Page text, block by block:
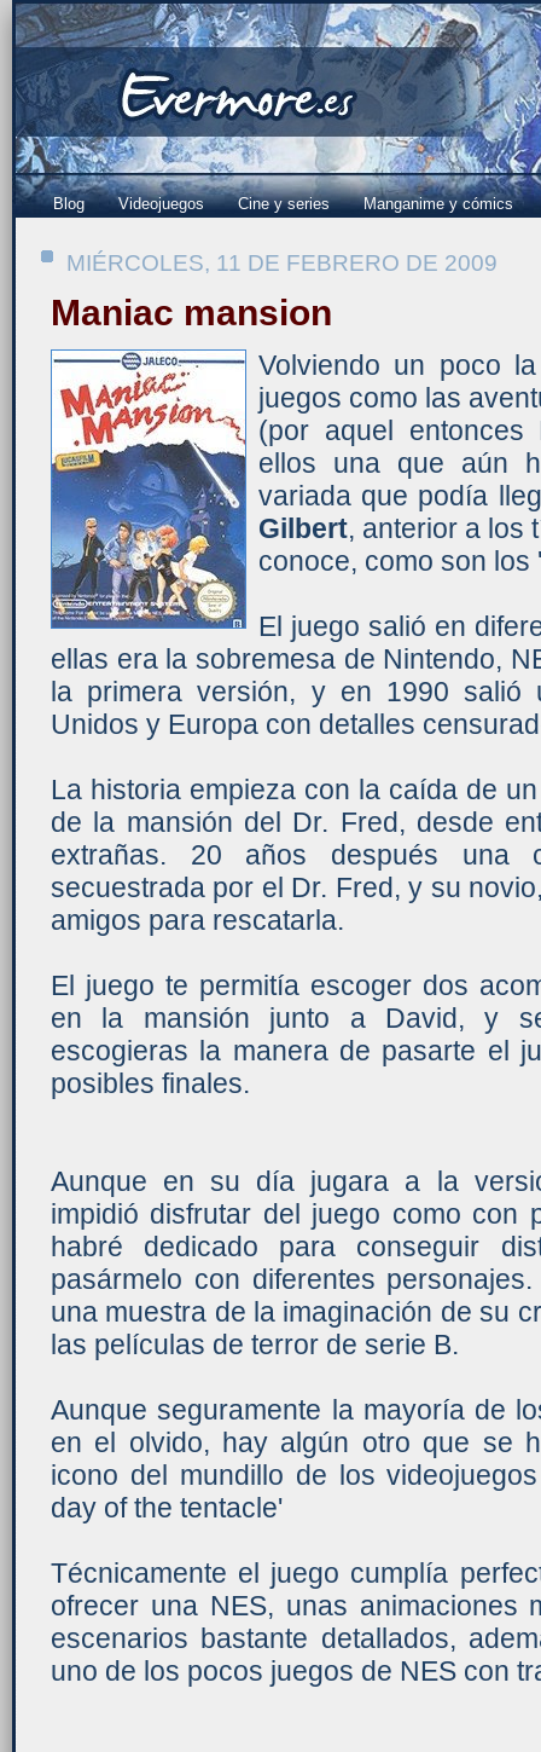
Blog Videojuegos Cine y series Manganime y cómics
MIÉRCOLES, 11 DE FEBRERO DE 2009
Maniac mansion
Volviendo un poco
juegos como las
(por aquel entonces
ellos una que aún
variada que podía
Gilbert, anterior a los
conoce, como son los
El juego salió en
ellas era la sobremesa de Nintendo,
la primera versión, y en 1990 salió
Unidos y Europa con detalles
La historia empieza con la caída de
de la mansión del Dr. Fred, desde
extrañas. 20 años después una
secuestrada por el Dr. Fred, y su
amigos para rescatarla.
El juego te permitía escoger dos
en la mansión junto a David, y
escogieras la manera de pasarte el
posibles finales.
Aunque en su día jugara a la
impidió disfrutar del juego como con
habré dedicado para conseguir
pasármelo con diferentes
una muestra de la imaginación de su
las películas de terror de serie B.
Aunque seguramente la mayoría de
en el olvido, hay algún otro que se
icono del mundillo de los
day of the tentacle'
Técnicamente el juego cumplía
ofrecer una NES, unas animaciones
escenarios bastante detallados,
uno de los pocos juegos de NES con